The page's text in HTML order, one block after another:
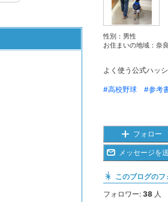
性別： 男性
お住まいの地域： 奈
よく使う公式ハッ
#高校野球 #参考
フォロー
メッセージを
このブログのフ
フォロワー: 38 人